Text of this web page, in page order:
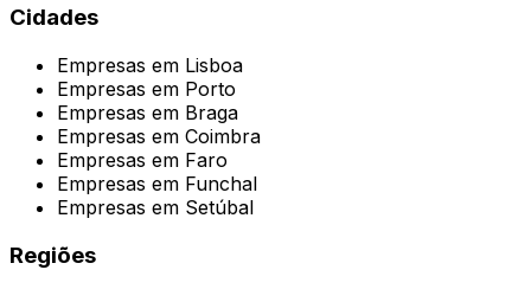
Cidades
Empresas em Lisboa
Empresas em Porto
Empresas em Braga
Empresas em Coimbra
Empresas em Faro
Empresas em Funchal
Empresas em Setúbal
Regiões